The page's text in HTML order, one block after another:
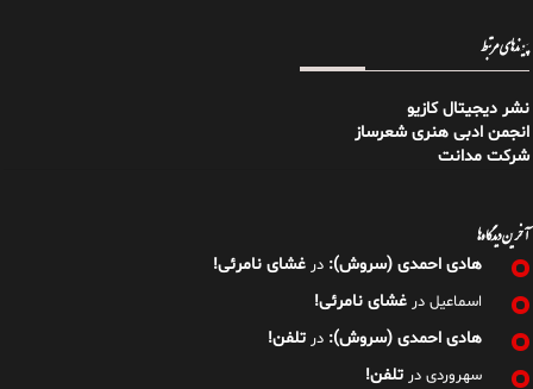
پیوندهای مرتبط
نشر دیجیتال کازیو
انجمن ادبی هنری شعرساز
شرکت مدانت
آخرین دیدگاه‌ها
هادی احمدی (سروش): در غشای نامرئی!
اسماعیل در غشای نامرئی!
هادی احمدی (سروش): در تلفن!
سهروردی در تلفن!